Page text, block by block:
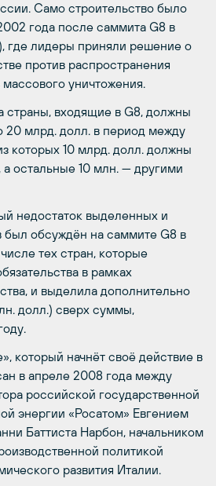
Само строительство было
года после саммита G8 в
где лидеры приняли решение о
против распространения
уничтожения.
страны, входящие в G8, должны
20 млрд. долл. в период между
которых 10 млрд. долл. должны
остальные 10 млн. — другими
недостаток выделенных и
был обсуждён на саммите G8 в
тех стран, которые
в рамках
и выделила дополнительно
долл.) сверх суммы,
который начнёт своё действие в
в апреле 2008 года между
российской государственной
энергии «Росатом» Евгением
Баттиста Нарбон, начальником
политикой
развития Италии.